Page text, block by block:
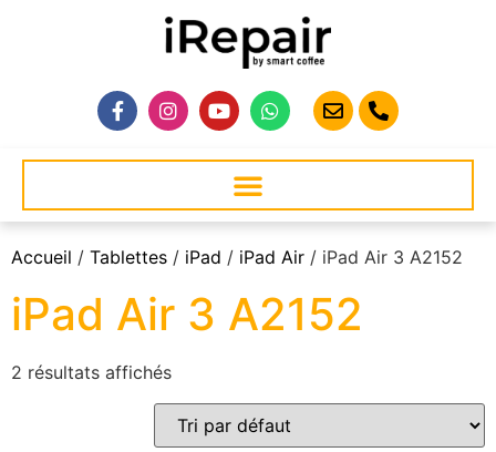
Accueil / Tablettes / iPad / iPad Air / iPad Air 3 A2152
iPad Air 3 A2152
2 résultats affichés